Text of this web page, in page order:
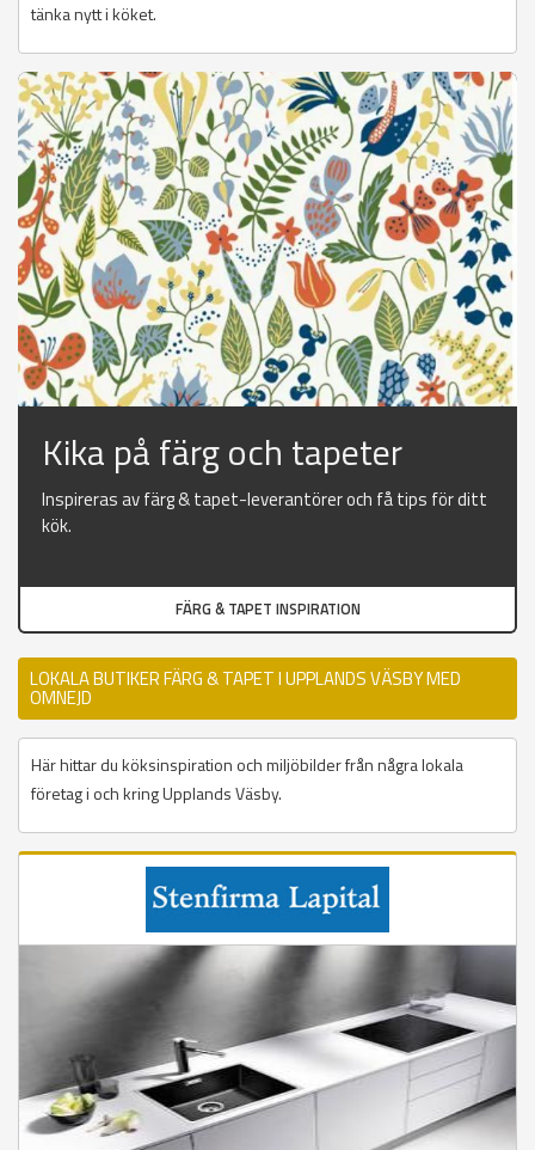
tänka nytt i köket.
Kika på färg och tapeter
Inspireras av färg & tapet-leverantörer och få tips för ditt
kök.
FÄRG & TAPET INSPIRATION
LOKALA BUTIKER FÄRG & TAPET I UPPLANDS VÄSBY MED
OMNEJD
Här hittar du köksinspiration och miljöbilder från några lokala
företag i och kring Upplands Väsby.